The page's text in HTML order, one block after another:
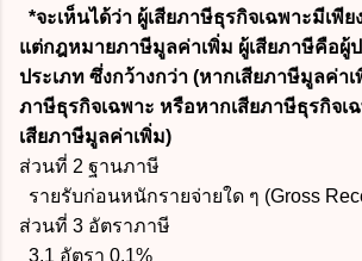
*จะเห็นได้ว่า ผู้เสียภาษีธุรกิจเฉพาะมีเพีย
แต่กฎหมายภาษีมูลค่าเพิ่ม ผู้เสียภาษีคือผู้
ประเภท ซึ่งกว้างกว่า (หากเสียภาษีมูลค่า
ภาษีธุรกิจเฉพาะ หรือหากเสียภาษีธุรกิจเ
เสียภาษีมูลค่าเพิ่ม)
ส่วนที่ 2 ฐานภาษี
รายรับก่อนหนักรายจ่ายใด ๆ (Gross
ส่วนที่ 3 อัตราภาษี
3.1 อัตรา 0.1%